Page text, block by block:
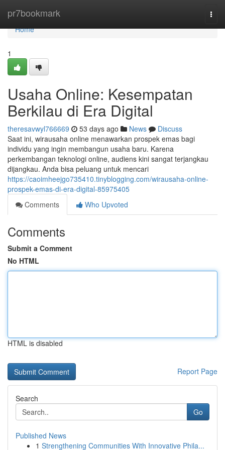
pr7bookmark
Home
Home
1
Usaha Online: Kesempatan
Berkilau di Era Digital
theresavwyl766669 53 days ago News
Discuss
Saat ini, wirausaha online menawarkan prospek emas bagi
individu yang ingin membangun usaha baru. Karena
perkembangan teknologi online, audiens kini sangat terjangkau
dijangkau. Anda bisa peluang untuk mencari
https://caoimheejgo735410.tinyblogging.com/wirausaha-online-
prospek-emas-di-era-digital-85975405
Comments
Who Upvoted
Comments
Submit a Comment
No HTML
HTML is disabled
Report Page
Search
Go
Published News
1 Strengthening Communities With Innovative Phila...